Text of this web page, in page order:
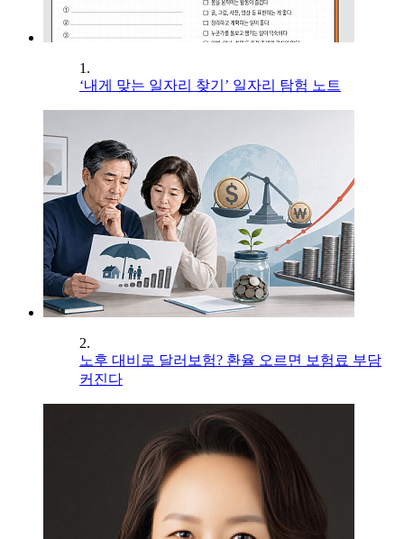
1.
‘내게 맞는 일자리 찾기’ 일자리 탐험 노트
2.
노후 대비로 달러보험? 환율 오르면 보험료 부담
커진다